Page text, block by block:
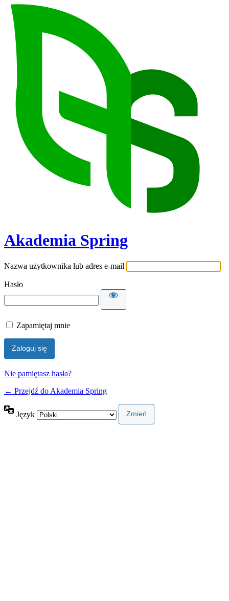
Akademia Spring
Nazwa użytkownika lub adres e-mail
Hasło
Zapamiętaj mnie
Nie pamiętasz hasła?
← Przejdź do Akademia Spring
Język